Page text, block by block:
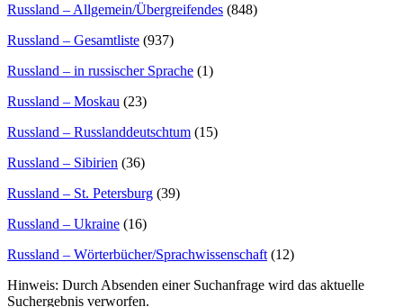
Russland – Allgemein/Übergreifendes (848)
Russland – Gesamtliste (937)
Russland – in russischer Sprache (1)
Russland – Moskau (23)
Russland – Russlanddeutschtum (15)
Russland – Sibirien (36)
Russland – St. Petersburg (39)
Russland – Ukraine (16)
Russland – Wörterbücher/Sprachwissenschaft (12)
Hinweis: Durch Absenden einer Suchanfrage wird das aktuelle
Suchergebnis verworfen.